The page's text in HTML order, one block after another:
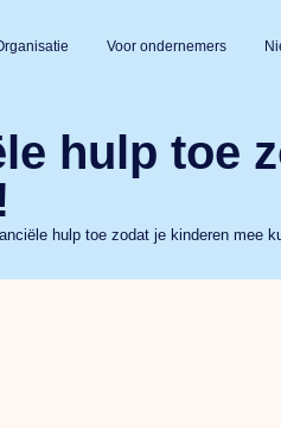
Voor ondernemers
hulp toe
hulp toe zodat je kinderen mee